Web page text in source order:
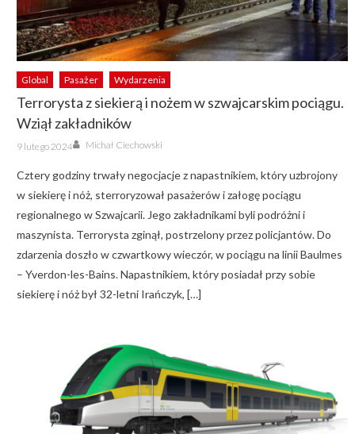
Global Pasażer Wydarzenia
Terrorysta z siekierą i nożem w szwajcarskim pociągu.
Wziął zakładników
Posted
on
9 lutego 2024 Author
Michał Ciechowski
Cztery godziny trwały negocjacje z napastnikiem, który uzbrojony
w siekierę i nóż, sterroryzował pasażerów i załogę pociągu
regionalnego w Szwajcarii. Jego zakładnikami byli podróżni i
maszynista. Terrorysta zginął, postrzelony przez policjantów. Do
zdarzenia doszło w czwartkowy wieczór, w pociągu na linii Baulmes
– Yverdon-les-Bains. Napastnikiem, który posiadał przy sobie
siekierę i nóż był 32-letni Irańczyk, […]